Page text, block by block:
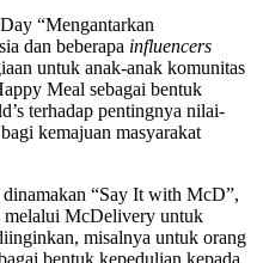
“Mengantarkan
dan beberapa influencers
untuk anak-anak komunitas
Meal sebagai bentuk
terhadap pentingnya nilai-
kemajuan masyarakat
“Say It with McD”,
melalui McDelivery untuk
misalnya untuk orang
bentuk kepedulian kepada